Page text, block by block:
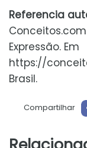
Referencia
Expressão. Em
https://
Brasil.
Compartilhar